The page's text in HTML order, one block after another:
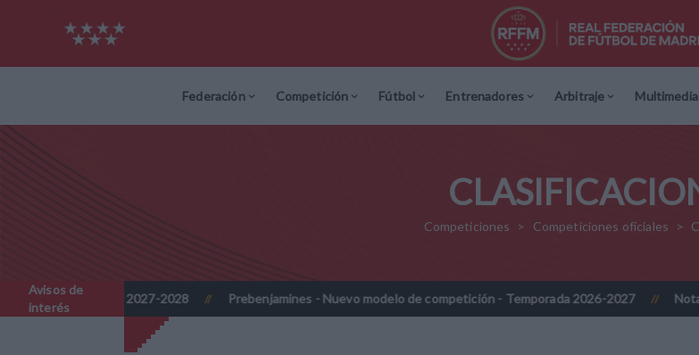
Federación Competición Fútbol Entrenadores Arbitraje Multimedia
Competiciones Competiciones oficiales
Avisos de
interés
2026-2027 y 2027-2028 // Prebenjamines - Nuevo modelo de competición - Temporada 2026-2027 // Nota